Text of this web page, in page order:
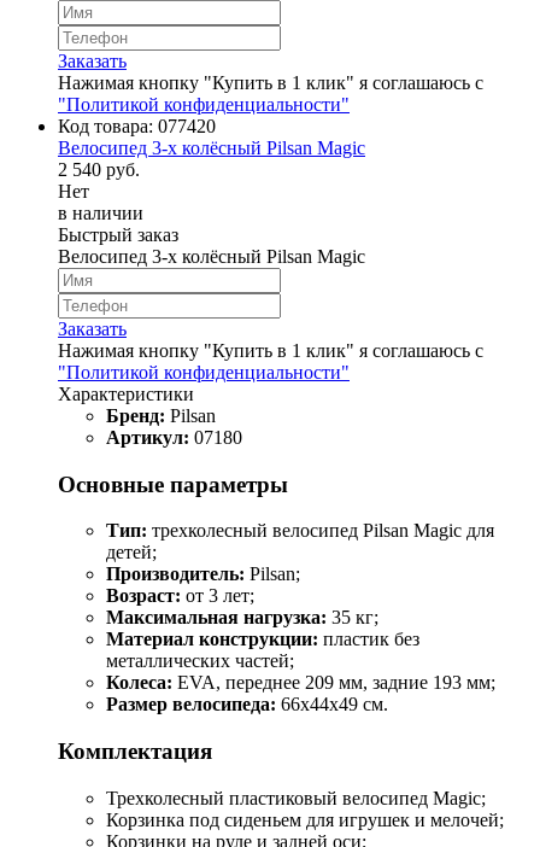
Заказать
Нажимая кнопку "Купить в 1 клик" я соглашаюсь с
"Политикой конфиденциальности"
Код товара: 077420
Велосипед 3-х колёсный Pilsan Magic
2 540 руб.
Нет
в наличии
Быстрый заказ
Велосипед 3-х колёсный Pilsan Magic
Заказать
Нажимая кнопку "Купить в 1 клик" я соглашаюсь с
"Политикой конфиденциальности"
Характеристики
Бренд: Pilsan
Артикул: 07180
Основные параметры
Тип: трехколесный велосипед Pilsan Magic для
детей;
Производитель: Pilsan;
Возраст: от 3 лет;
Максимальная нагрузка: 35 кг;
Материал конструкции: пластик без
металлических частей;
Колеса: EVA, переднее 209 мм, задние 193 мм;
Размер велосипеда: 66х44х49 см.
Комплектация
Трехколесный пластиковый велосипед Magic;
Корзинка под сиденьем для игрушек и мелочей;
Корзинки на руле и задней оси;